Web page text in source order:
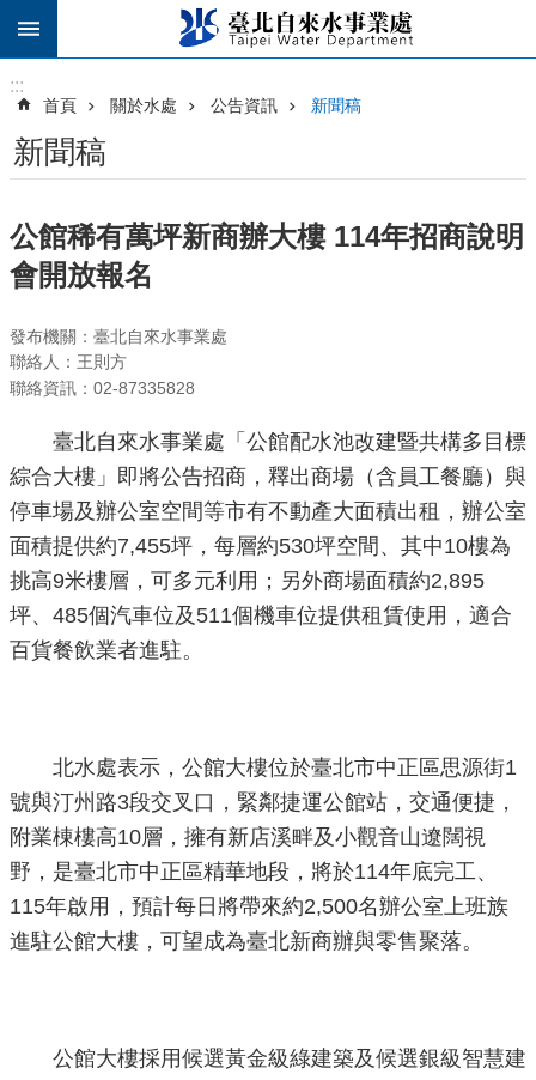
跳到主要內容區塊
:::
首頁 關於水處 公告資訊 新聞稿
新聞稿
公館稀有萬坪新商辦大樓 114年招商說明
會開放報名
發布機關：臺北自來水事業處
聯絡人：王則方
聯絡資訊：02-87335828
臺北自來水事業處「公館配水池改建暨共構多目標
綜合大樓」即將公告招商，釋出商場（含員工餐廳）與
停車場及辦公室空間等市有不動產大面積出租，辦公室
面積提供約7,455坪，每層約530坪空間、其中10樓為
挑高9米樓層，可多元利用；另外商場面積約2,895
坪、485個汽車位及511個機車位提供租賃使用，適合
百貨餐飲業者進駐。
北水處表示，公館大樓位於臺北市中正區思源街1
號與汀州路3段交叉口，緊鄰捷運公館站，交通便捷，
附業棟樓高10層，擁有新店溪畔及小觀音山遼闊視
野，是臺北市中正區精華地段，將於114年底完工、
115年啟用，預計每日將帶來約2,500名辦公室上班族
進駐公館大樓，可望成為臺北新商辦與零售聚落。
公館大樓採用候選黃金級綠建築及候選銀級智慧建